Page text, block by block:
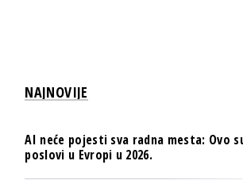
NAJNOVIJE
AI neće pojesti sva radna mesta: Ovo
poslovi u Evropi u 2026.